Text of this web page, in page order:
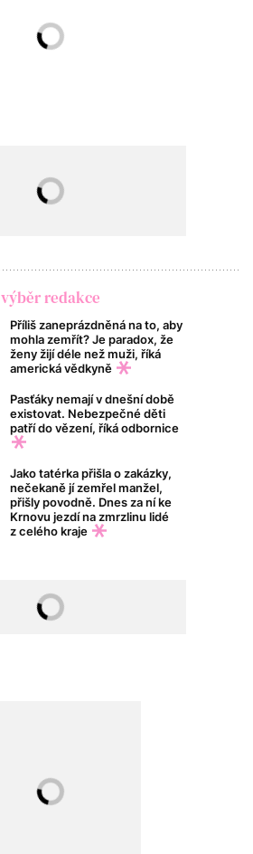
výběr redakce
Příliš zaneprázdněná na to, aby
mohla zemřít? Je paradox, že
ženy žijí déle než muži, říká
americká vědkyně
Pasťáky nemají v dnešní době
existovat. Nebezpečné děti
patří do vězení, říká odbornice
Jako tatérka přišla o zakázky,
nečekaně jí zemřel manžel,
přišly povodně. Dnes za ní ke
Krnovu jezdí na zmrzlinu lidé
z celého kraje